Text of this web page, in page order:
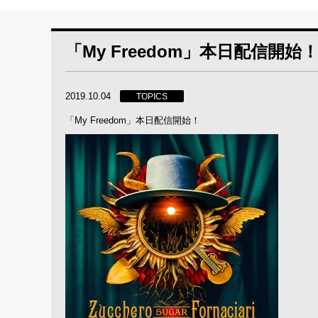
「My Freedom」本日配信開始！
2019.10.04 TOPICS
「My Freedom」本日配信開始！